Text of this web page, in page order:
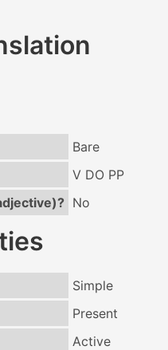
Bare
V DO PP
No
Simple
Present
Active